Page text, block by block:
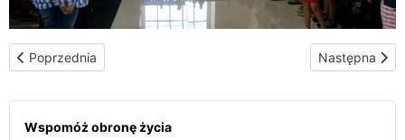
Poprzednia strona: Dzisiaj przed Zgromadzeniem Narodowym
Poprzednia Następna
Następna
Wspomóż obronę życia